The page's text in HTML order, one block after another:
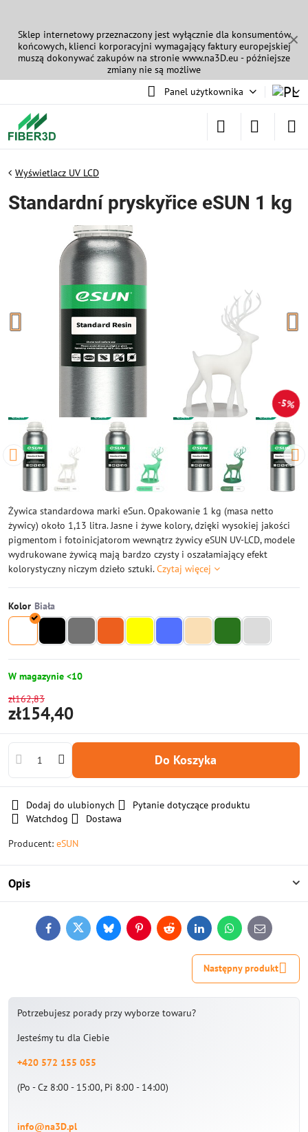
✕
Sklep internetowy przeznaczony jest wyłącznie dla konsumentów
końcowych, klienci korporacyjni wymagający faktury europejskiej
muszą dokonywać zakupów na stronie www.na3D.eu - późniejsze
zmiany nie są możliwe
Panel użytkownika
5%
Wyświetlacz UV LCD
Standardní pryskyřice eSUN 1 kg
Żywica standardowa marki eSun. Opakowanie 1 kg (masa netto
żywicy) około 1,13 litra. Jasne i żywe kolory, dzięki wysokiej jakości
pigmentom i fotoinicjatorom wewnątrz żywicy eSUN UV-LCD, modele
wydrukowane żywicą mają bardzo czysty i oszałamiający efekt
kolorystyczny niczym dzieło sztuki.Czytaj więcej
Kolor
W magazynie <10
zł162,83
zł154,40
Do Koszyka
Dodaj do ulubionych
Pytanie dotyczące produktu
Watchdog
Dostawa
Producent: eSUN
Opis
FacebookTwitterBlueskyPinterestReddit LinkedInWhatsApp
E-
mail
Następny produkt
Potrzebujesz porady przy wyborze towaru?
Jesteśmy tu dla Ciebie
+420 572 155 055
(Po - Cz 8:00 - 15:00, Pi 8:00 - 14:00)
info@na3D.pl